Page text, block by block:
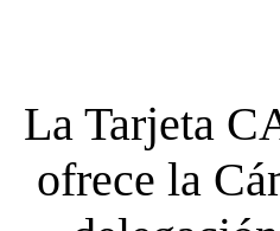
La Tarjeta
ofrece la